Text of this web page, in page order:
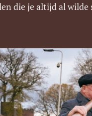
die je altijd al wilde